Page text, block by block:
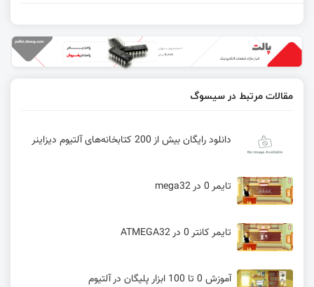
مقالات مرتبط در سیسوگ
دانلود رایگان بیش از 200 کتابخانه‌های آلتیوم دیزاینر
تایمر 0 در mega32
تایمر کانتر 0 در ATMEGA32
آموزش 0 تا 100 ابزار پلیگان در آلتیوم